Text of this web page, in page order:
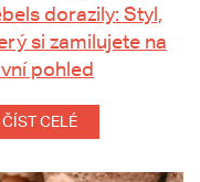
dorazily: Styl,
si zamilujete na
pohled
ČÍST CELÉ